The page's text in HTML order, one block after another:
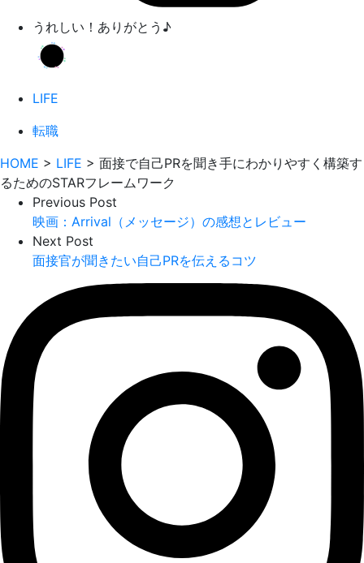
うれしい！ありがとう♪
LIFE
転職
HOME > LIFE > 面接で自己PRを聞き手にわかりやすく構築す
るためのSTARフレームワーク
Previous Post
映画：Arrival（メッセージ）の感想とレビュー
Next Post
面接官が聞きたい自己PRを伝えるコツ